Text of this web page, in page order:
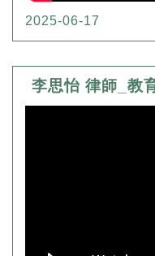
2025-06-17